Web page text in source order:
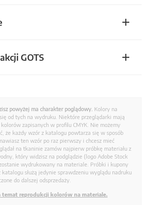
GOTS
powyżej ma charakter poglądowy. Kolory na
od tych na wydruku. Niektóre przeglądarki mają
zapisanych w profilu CMYK. Nie możemy
że każdy wzór z katalogu powtarza się w sposób
ten wzór po raz pierwszy i chcesz mieć
na tkaninie zamów najpierw próbkę materiału z
który widzisz na podglądzie (logo Adobe Stock
wydrukowany na materiale. Próbki i kupony
służą jedynie sprawdzeniu wyglądu nadruku
do dalszej odsprzedaży.
temat reprodukcji kolorów na materiale.